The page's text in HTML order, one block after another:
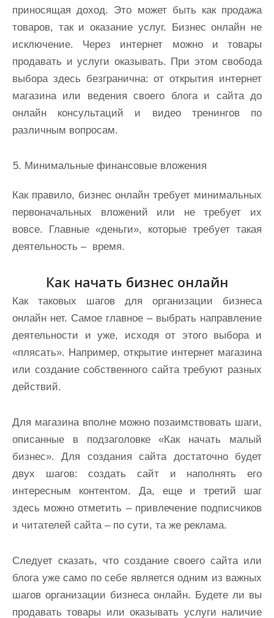
приносящая доход. Это может быть как продажа
товаров, так и оказание услуг. Бизнес онлайн не
исключение. Через интернет можно и товары
продавать и услуги оказывать. При этом свобода
выбора здесь безгранична: от открытия интернет
магазина или ведения своего блога и сайта до
онлайн консультаций и видео тренингов по
различным вопросам.
Минимальные финансовые вложения
Как правило, бизнес онлайн требует минимальных
первоначальных вложений или не требует их
вовсе. Главные «деньги», которые требует такая
деятельность – время.
Как начать бизнес онлайн
Как таковых шагов для организации бизнеса
онлайн нет. Самое главное – выбрать направление
деятельности и уже, исходя от этого выбора и
«плясать». Например, открытие интернет магазина
или создание собственного сайта требуют разных
действий.
Для магазина вполне можно позаимствовать шаги,
описанные в подзаголовке «Как начать малый
бизнес». Для создания сайта достаточно будет
двух шагов: создать сайт и наполнять его
интересным контентом. Да, еще и третий шаг
здесь можно отметить – привлечение подписчиков
и читателей сайта – по сути, та же реклама.
Следует сказать, что создание своего сайта или
блога уже само по себе является одним из важных
шагов организации бизнеса онлайн. Будете ли вы
продавать товары или оказывать услуги наличие